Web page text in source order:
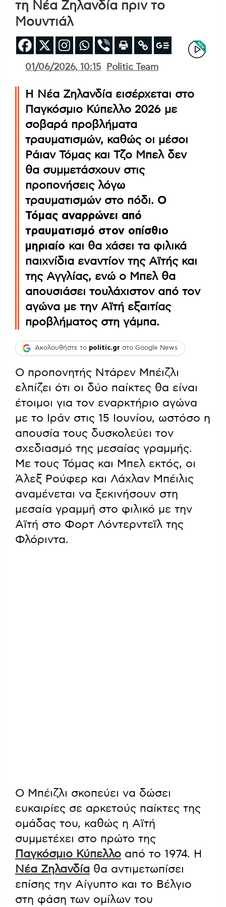
τη Νέα Ζηλανδία πριν το
Μουντιάλ
01/06/2026, 10:15 Politic Team
Η Νέα Ζηλανδία εισέρχεται στο
Παγκόσμιο Κύπελλο 2026 με
σοβαρά προβλήματα
τραυματισμών, καθώς οι μέσοι
Ράιαν Τόμας και Τζο Μπελ δεν
θα συμμετάσχουν στις
προπονήσεις λόγω
τραυματισμών στο πόδι. Ο
Τόμας αναρρώνει από
τραυματισμό στον οπίσθιο
μηριαίο και θα χάσει τα φιλικά
παιχνίδια εναντίον της Αϊτής και
της Αγγλίας, ενώ ο Μπελ θα
απουσιάσει τουλάχιστον από τον
αγώνα με την Αϊτή εξαιτίας
προβλήματος στη γάμπα.
Ακολουθήστε το politic.gr στο Google News
Ο προπονητής Ντάρεν Μπέιζλι
ελπίζει ότι οι δύο παίκτες θα είναι
έτοιμοι για τον εναρκτήριο αγώνα
με το Ιράν στις 15 Ιουνίου, ωστόσο η
απουσία τους δυσκολεύει τον
σχεδιασμό της μεσαίας γραμμής.
Με τους Τόμας και Μπελ εκτός, οι
Άλεξ Ρούφερ και Λάχλαν Μπέιλις
αναμένεται να ξεκινήσουν στη
μεσαία γραμμή στο φιλικό με την
Αϊτή στο Φορτ Λόντερντεϊλ της
Φλόριντα.
Ο Μπέιζλι σκοπεύει να δώσει
ευκαιρίες σε αρκετούς παίκτες της
ομάδας του, καθώς η Αϊτή
συμμετέχει στο πρώτο της
Παγκόσμιο Κύπελλο από το 1974. Η
Νέα Ζηλανδία θα αντιμετωπίσει
επίσης την Αίγυπτο και το Βέλγιο
στη φάση των ομίλων του